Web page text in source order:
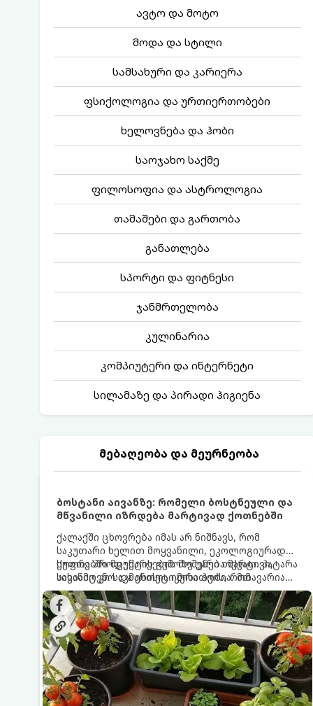
ავტო და მოტო
მოდა და სტილი
სამსახური და კარიერა
ფსიქოლოგია და ურთიერთობები
ხელოვნება და ჰობი
საოჯახო საქმე
ფილოსოფია და ასტროლოგია
თამაშები და გართობა
განათლება
სპორტი და ფიტნესი
ჯანმრთელობა
კულინარია
კომპიუტერი და ინტერნეტი
სილამაზე და პირადი ჰიგიენა
მებაღეობა და მეურნეობა
ბოსტანი აივანზე: რომელი ბოსტნეული და
მწვანილი იზრდება მარტივად ქოთნებში
ქალაქში ცხოვრება იმას არ ნიშნავს, რომ
საკუთარი ხელით მოყვანილი, ეკოლოგიურად
სუფთა პროდუქტის გემოზე უარი თქვათ. პატარა
აივანიც კი საკმარისია იმისათვის, რომ
მოიწყოთ მინი-ბოსტანი, საიდანაც
ყოველდღიურად ახალ, არომატულ მწვანილსა
და ბოსტნეულს მოკრეფთ.
ქოთნებში მცენარეების მოშენება მარტივი,
სასიამოვნო და ესთეტიკური ჰობია. მთავარია
იცოდეთ, რომელი კულტურები ეგუებიან
ქოთნის პირობებს ყველაზე კარგად და როგორ
მოუაროთ მათ სწორად.